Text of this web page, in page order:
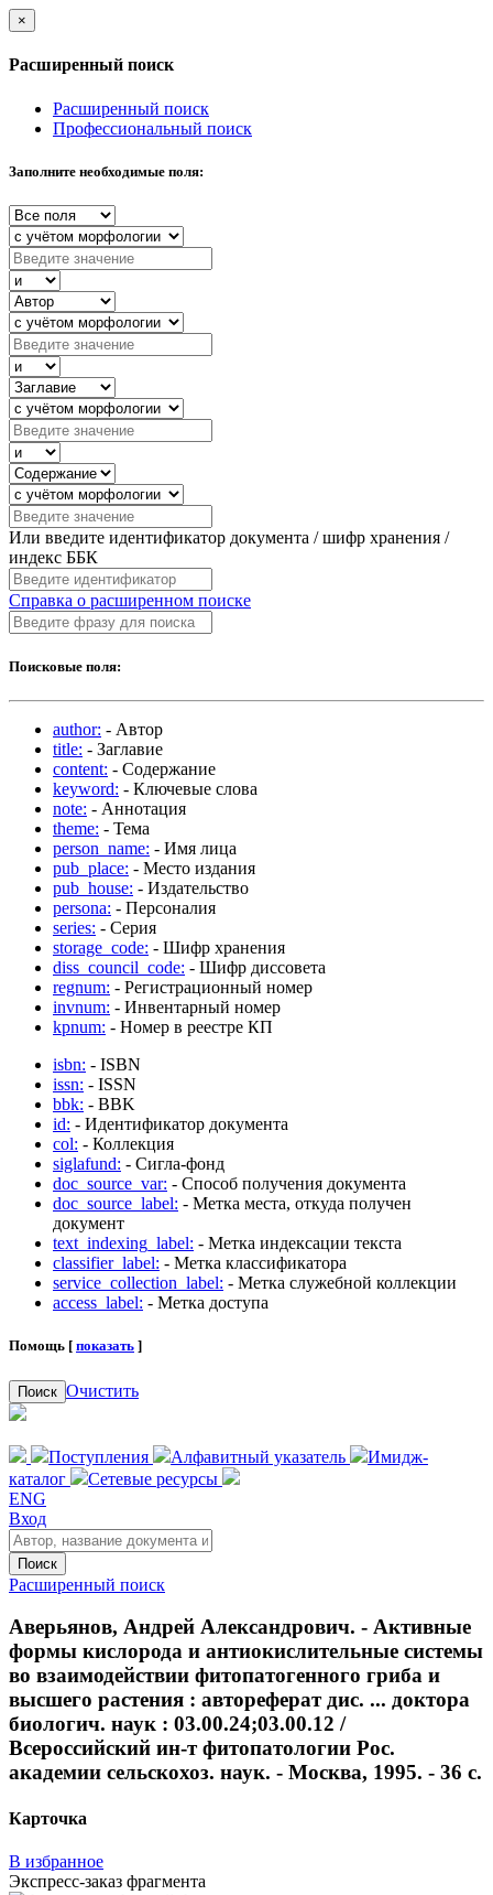
×
Расширенный поиск
Расширенный поиск
Профессиональный поиск
Заполните необходимые поля:
Или введите идентификатор документа / шифр хранения /
индекс ББК
Справка о расширенном поиске
Поисковые поля:
author: - Автор
title: - Заглавие
content: - Содержание
keyword: - Ключевые слова
note: - Аннотация
theme: - Тема
person_name: - Имя лица
pub_place: - Место издания
pub_house: - Издательство
persona: - Персоналия
series: - Серия
storage_code: - Шифр хранения
diss_council_code: - Шифр диссовета
regnum: - Регистрационный номер
invnum: - Инвентарный номер
kpnum: - Номер в реестре КП
isbn: - ISBN
issn: - ISSN
bbk: - BBK
id: - Идентификатор документа
col: - Коллекция
siglafund: - Сигла-фонд
doc_source_var: - Способ получения документа
doc_source_label: - Метка места, откуда получен
документ
text_indexing_label: - Метка индексации текста
classifier_label: - Метка классификатора
service_collection_label: - Метка служебной коллекции
access_label: - Метка доступа
Помощь [ показать ]
Поиск Очистить
Поступления Алфавитный указатель
Имидж-
каталог
Сетевые ресурсы
ENG
Вход
Поиск
Расширенный поиск
Аверьянов, Андрей Александрович. - Активные
формы кислорода и антиокислительные системы
во взаимодействии фитопатогенного гриба и
высшего растения : автореферат дис. ... доктора
биологич. наук : 03.00.24;03.00.12 /
Всероссийский ин-т фитопатологии Рос.
академии сельскохоз. наук. - Москва, 1995. - 36 с.
Карточка
В избранное
Экспресс-заказ фрагмента